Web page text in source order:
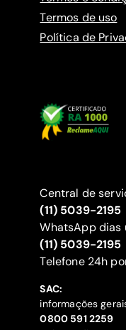
Termos de uso
Política de
Central de
(11) 5039-2195
WhatsApp dias
(11) 5039-2195
‍Telefone 24h
SAC:
informações
‍0800 591 2259